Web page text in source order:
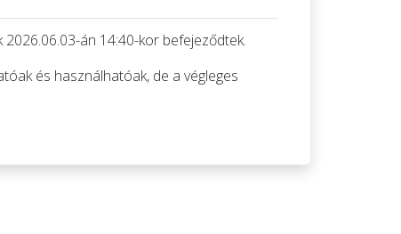
án 14:40-kor befejeződtek.
és használhatóak, de a végleges